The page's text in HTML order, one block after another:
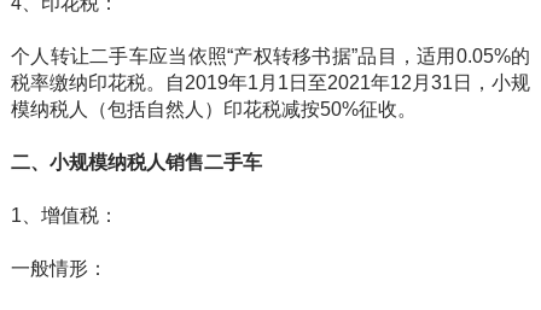
个人转让二手车应当依照“产权转移书据”品目，适用0.05%的
税率缴纳印花税。自2019年1月1日至2021年12月31日，小规
模纳税人（包括自然人）印花税减按50%征收。
二、小规模纳税人销售二手车
1、增值税：
一般情形：